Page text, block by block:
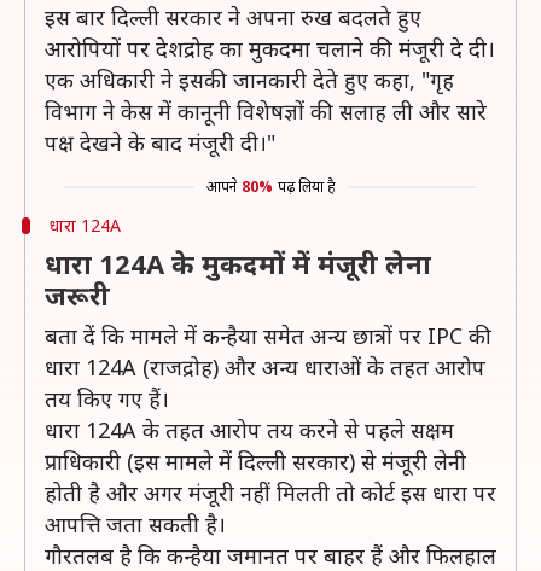
इस बार दिल्ली सरकार ने अपना रुख बदलते हुए
आरोपियों पर देशद्रोह का मुकदमा चलाने की मंजूरी दे दी।
एक अधिकारी ने इसकी जानकारी देते हुए कहा, "गृह
विभाग ने केस में कानूनी विशेषज्ञों की सलाह ली और सारे
पक्ष देखने के बाद मंजूरी दी।"
आपने 80% पढ़ लिया है
धारा 124A
धारा 124A के मुकदमों में मंजूरी लेना
जरूरी
बता दें कि मामले में कन्हैया समेत अन्य छात्रों पर IPC की
धारा 124A (राजद्रोह) और अन्य धाराओं के तहत आरोप
तय किए गए हैं।
धारा 124A के तहत आरोप तय करने से पहले सक्षम
प्राधिकारी (इस मामले में दिल्ली सरकार) से मंजूरी लेनी
होती है और अगर मंजूरी नहीं मिलती तो कोर्ट इस धारा पर
आपत्ति जता सकती है।
गौरतलब है कि कन्हैया जमानत पर बाहर हैं और फिलहाल